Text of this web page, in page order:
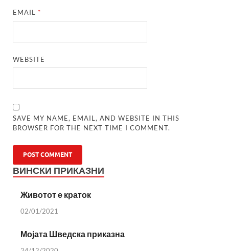
EMAIL*
WEBSITE
SAVE MY NAME, EMAIL, AND WEBSITE IN THIS
BROWSER FOR THE NEXT TIME I COMMENT.
ВИНСКИ ПРИКАЗНИ
Животот е краток
02/01/2021
Мојата Шведска приказна